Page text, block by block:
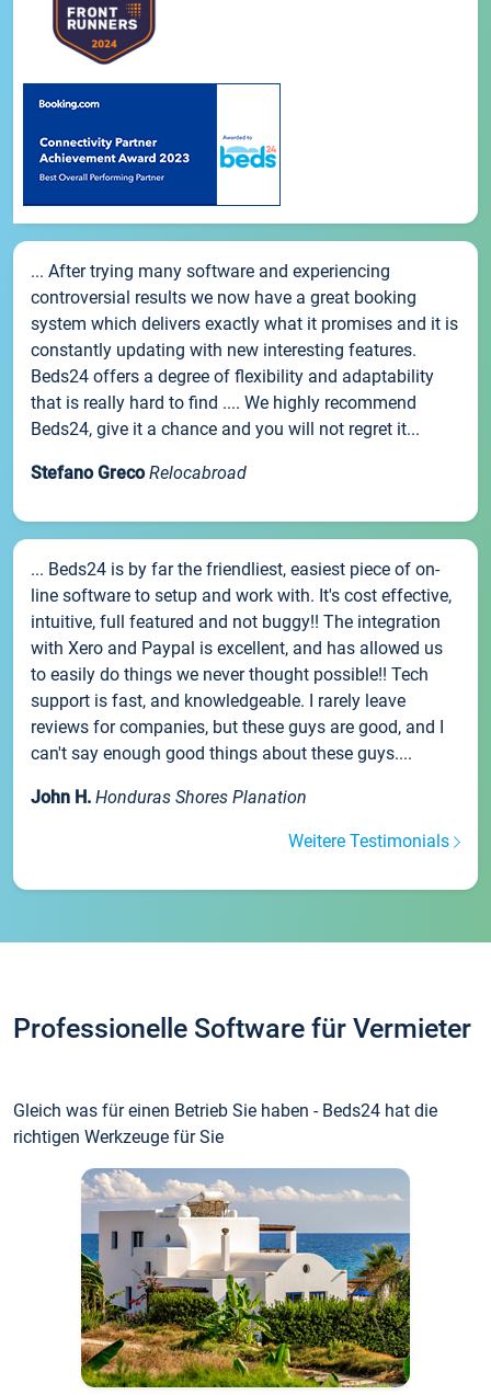
... After trying many software and experiencing
controversial results we now have a great booking
system which delivers exactly what it promises and it is
constantly updating with new interesting features.
Beds24 offers a degree of flexibility and adaptability
that is really hard to find .... We highly recommend
Beds24, give it a chance and you will not regret it...
Stefano Greco Relocabroad
... Beds24 is by far the friendliest, easiest piece of on-
line software to setup and work with. It's cost effective,
intuitive, full featured and not buggy!! The integration
with Xero and Paypal is excellent, and has allowed us
to easily do things we never thought possible!! Tech
support is fast, and knowledgeable. I rarely leave
reviews for companies, but these guys are good, and I
can't say enough good things about these guys....
John H. Honduras Shores Planation
Weitere Testimonials
Professionelle Software für Vermieter
Gleich was für einen Betrieb Sie haben - Beds24 hat die
richtigen Werkzeuge für Sie